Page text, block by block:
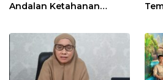
Andalan Ketahanan